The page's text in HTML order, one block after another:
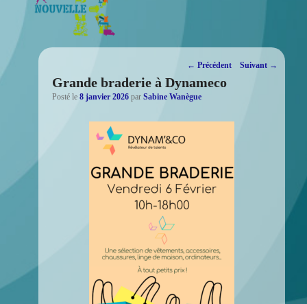
Navigation
des
posts
← Précédent Suivant →
Grande braderie à Dynameco
Posté le 8 janvier 2026 par Sabine Wanègue